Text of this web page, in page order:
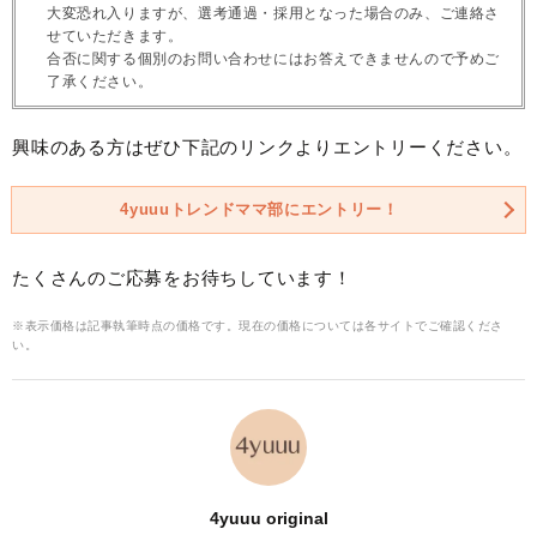
大変恐れ入りますが、選考通過・採用となった場合のみ、ご連絡さ
せていただきます。
合否に関する個別のお問い合わせにはお答えできませんので予めご
了承ください。
興味のある方はぜひ下記のリンクよりエントリーください。
4yuuuトレンドママ部にエントリー！
たくさんのご応募をお待ちしています！
※表示価格は記事執筆時点の価格です。現在の価格については各サイトでご確認くださ
い。
4yuuu original